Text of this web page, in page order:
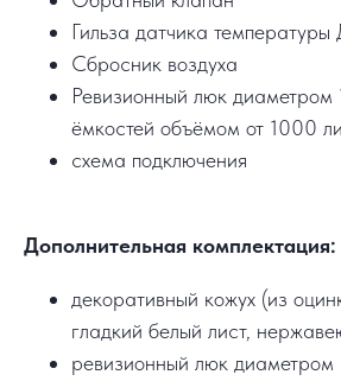
Гильза датчика
Сбросник воздуха
Ревизионный люк диаметром
ёмкостей объёмом от 1000
схема подключения
Дополнительная комплектация:
декоративный кожух (из
гладкий белый лист,
ревизионный люк